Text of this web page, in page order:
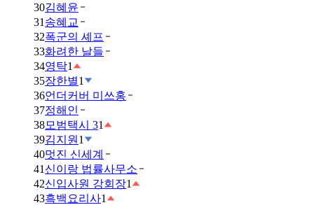
30김혜윤
31 송혜교
32폭군의 셰프
33화려한 날들
34영탁1
35장한별1
36언더커버 미쓰홍
37정해인
38모범택시 31
39김지원 1
40멋진 신세계
41 신이랑 법률사무소
42신입사원 강회장1
43흑백요리사1